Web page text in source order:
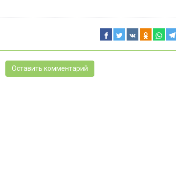
Оставить комментарий